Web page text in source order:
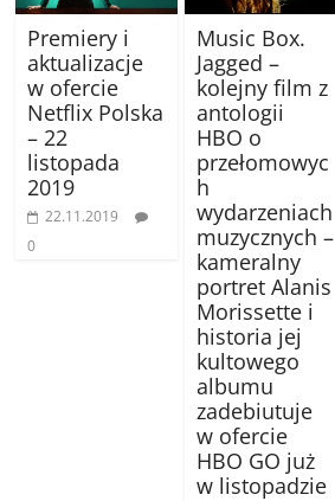
Premiery i
aktualizacje
w ofercie
Netflix Polska
– 22
listopada
2019
22.11.2019
0
Music Box.
Jagged –
kolejny film z
antologii
HBO o
przełomowyc
h
wydarzeniach
muzycznych –
kameralny
portret Alanis
Morissette i
historia jej
kultowego
albumu
zadebiutuje
w ofercie
HBO GO już
w listopadzie